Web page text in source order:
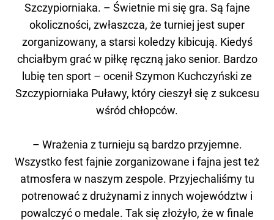
Szczypiorniaka. – Świetnie mi się gra. Są fajne
okoliczności, zwłaszcza, że turniej jest super
zorganizowany, a starsi koledzy kibicują. Kiedyś
chciałbym grać w piłkę ręczną jako senior. Bardzo
lubię ten sport – ocenił Szymon Kuchczyński ze
Szczypiorniaka Puławy, który cieszył się z sukcesu
wśród chłopców.
– Wrażenia z turnieju są bardzo przyjemne.
Wszystko fest fajnie zorganizowane i fajna jest też
atmosfera w naszym zespole. Przyjechaliśmy tu
potrenować z drużynami z innych województw i
powalczyć o medale. Tak się złożyło, że w finale